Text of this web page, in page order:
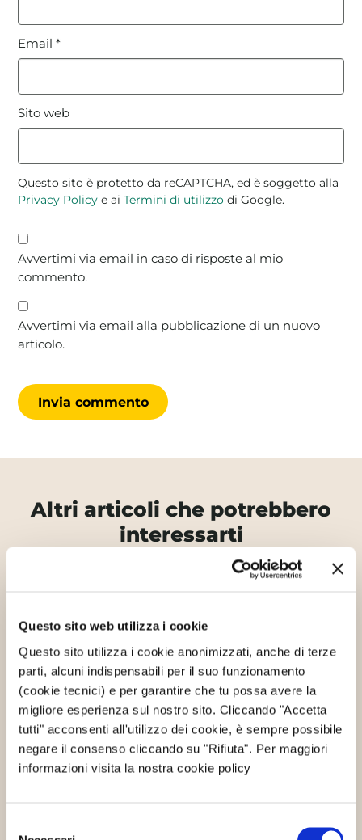
Questo sito web utilizza i cookie
Questo sito utilizza i cookie anonimizzati, anche di terze
parti, alcuni indispensabili per il suo funzionamento
(cookie tecnici) e per garantire che tu possa avere la
migliore esperienza sul nostro sito. Cliccando "Accetta
tutti" acconsenti all'utilizzo dei cookie, è sempre possibile
negare il consenso cliccando su "Rifiuta". Per maggiori
informazioni visita la nostra cookie policy
Email*
Sito web
Questo sito è protetto da reCAPTCHA, ed è soggetto alla
Privacy Policy e aiTermini di utilizzo di Google.
Avvertimi via email in caso di risposte al mio
commento.
Avvertimi via email alla pubblicazione di un nuovo
articolo.
Altri articoli che potrebbero
interessarti
Il Premio dello Sviluppo Sostenibile
Sviluppo Sostenibile, promosso dalla Fondazione